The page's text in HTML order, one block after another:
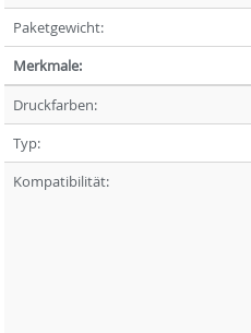
Paketgewicht:
Merkmale:
Druckfarben:
Typ:
Kompatibilität: